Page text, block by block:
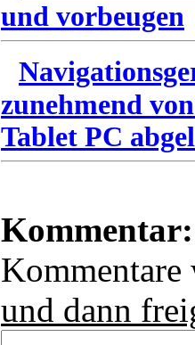
und vorbeugen
zunehmend
Tablet PC
Kommentar:
und dann